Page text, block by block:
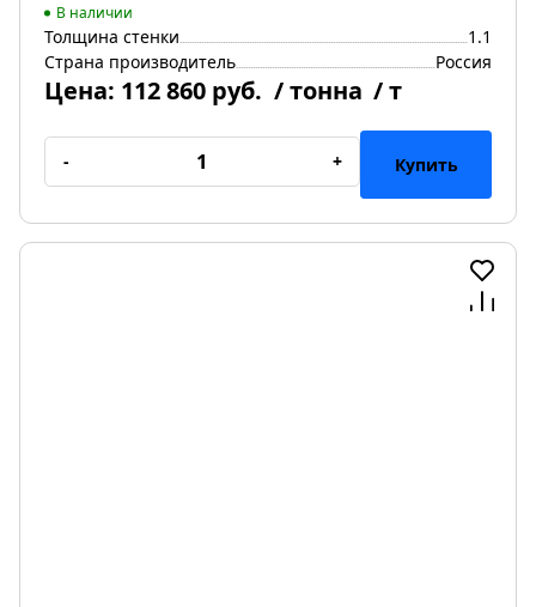
В наличии
Толщина стенки
1.1
Страна производитель
Россия
Цена: 112 860 руб. / тонна / т
- + Купить